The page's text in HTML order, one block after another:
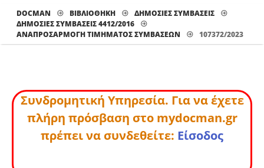
DOCMAN ΒΙΒΛΙΟΘΗΚΗ
ΔΗΜΟΣΙΕΣ ΣΥΜΒΑΣΕΙΣ
ΔΗΜΟΣΙΕΣ ΣΥΜΒΑΣΕΙΣ 4412/2016
ΑΝΑΠΡΟΣΑΡΜΟΓΉ ΤΙΜΉΜΑΤΟΣ ΣΥΜΒΆΣΕΩΝ
107372/2023
Συνδρομητική Υπηρεσία. Για να έχετε
πλήρη πρόσβαση στο mydocman.gr
πρέπει να συνδεθείτε: Είσοδος